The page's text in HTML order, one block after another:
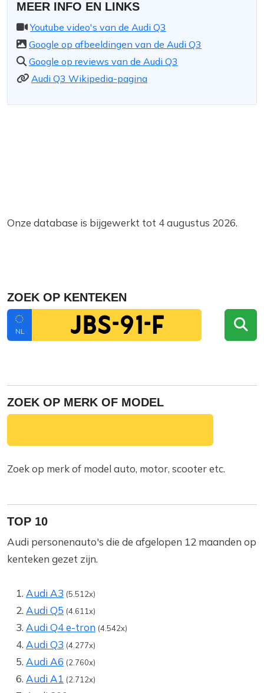
MEER INFO EN LINKS
Youtube video's van de Audi Q3
Google op afbeeldingen van de Audi Q3
Google op reviews van de Audi Q3
Audi Q3 Wikipedia-pagina
Onze database is bijgewerkt tot 4 augustus 2026.
ZOEK OP KENTEKEN
NL
ZOEK OP MERK OF MODEL
Zoek op merk of model auto, motor, scooter etc.
TOP 10
Audi personenauto's die de afgelopen 12 maanden op
kenteken gezet zijn.
Audi A3 (5.512x)
Audi Q5 (4.611x)
Audi Q4 e-tron (4.542x)
Audi Q3 (4.277x)
Audi A6 (2.760x)
Audi A1 (2.712x)